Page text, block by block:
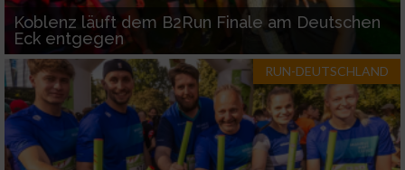
Koblenz läuft dem B2Run Finale am Deutschen
Eck entgegen
RUN-DEUTSCHLAND